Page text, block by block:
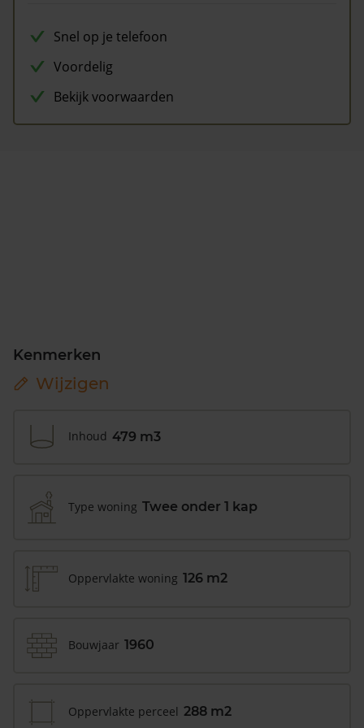
Snel op je telefoon
Voordelig
Bekijk voorwaarden
Kenmerken
Wijzigen
Inhoud 479 m3
Type woning Twee onder 1 kap
Oppervlakte woning 126 m2
Bouwjaar 1960
Oppervlakte perceel 288 m2